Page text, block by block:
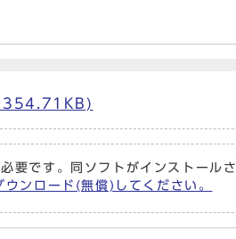
354.71KB)
です。同ソフトがインストールさ
ロード(無償)してください。